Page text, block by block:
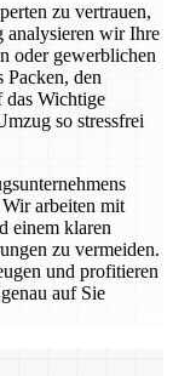
zu vertrauen,
analysieren wir Ihre
oder gewerblichen
den
das Wichtige
so stressfrei
arbeiten mit
einem klaren
zu vermeiden.
und profitieren
auf Sie